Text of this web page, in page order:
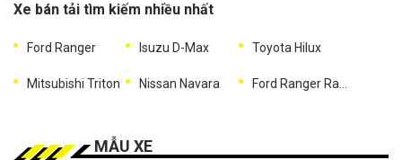
Xe bán tải tìm kiếm nhiều nhất
Ford Ranger Isuzu D-Max Toyota Hilux
Mitsubishi Triton Nissan Navara Ford Ranger Raptor
MẪU XE